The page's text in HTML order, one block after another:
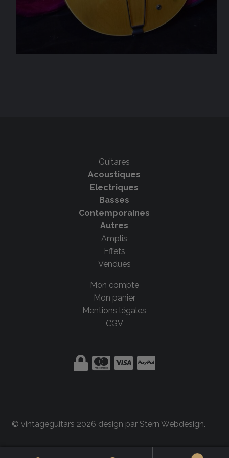
Guitares
Acoustiques
Electriques
Basses
Contemporaines
Autres
Amplis
Effets
Vendues
Mon compte
Mon panier
Mentions légales
CGV
© vintageguitars 2026 design par Stern Webdesign.